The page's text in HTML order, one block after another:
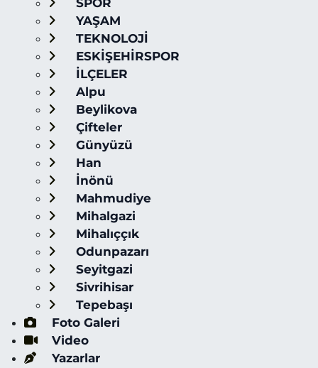
SPOR
YAŞAM
TEKNOLOJİ
ESKİŞEHİRSPOR
İLÇELER
Alpu
Beylikova
Çifteler
Günyüzü
Han
İnönü
Mahmudiye
Mihalgazi
Mihalıççık
Odunpazarı
Seyitgazi
Sivrihisar
Tepebaşı
Foto Galeri
Video
Yazarlar